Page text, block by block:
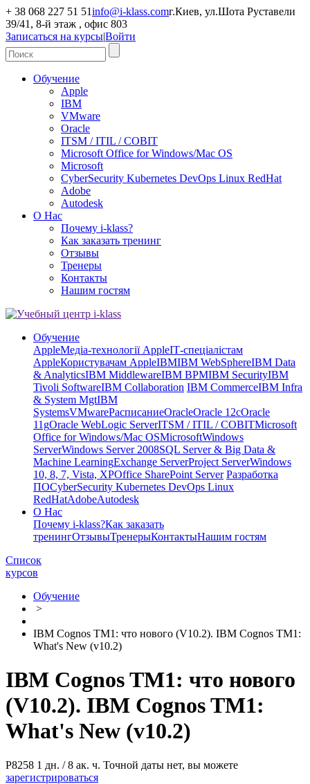
+ 38 068 227 51 51info@i-klass.comг.Киев, ул.Шота Руставели
39/41, 8-й этаж , офис 803
Записаться на курсы|Войти
Обучение
Apple
IBM
VMware
Oracle
ITSM / ITIL / COBIT
Microsoft Office for Windows/Mac OS
Microsoft
CyberSecurity Kubernetes DevOps Linux RedHat
Adobe
Autodesk
О Нас
Почему i-klass?
Как заказать тренинг
Отзывы
Тренеры
Контакты
Нашим гостям
Обучение
AppleМедіа-технології AppleІТ-спеціалістам
AppleКористувачам AppleIBMIBM WebSphereIBM Data
& AnalyticsIBM MiddlewareIBM BPMIBM SecurityIBM
Tivoli SoftwareIBM Collaboration IBM CommerceIBM Infra
& System MgtIBM
SystemsVMwareРасписаниеOracleOracle 12cOracle
11gOracle WebLogic ServerITSM / ITIL / COBITMicrosoft
Office for Windows/Mac OSMicrosoftWindows
ServerWindows Server 2008SQL Server & Big Data &
Machine LearningExchange ServerProject ServerWindows
10, 8, 7, Vista, XPOffice SharePoint Server Разработка
ПОCyberSecurity Kubernetes DevOps Linux
RedHatAdobeAutodesk
О Нас
Почему i-klass?Как заказать
тренингОтзывыТренерыКонтактыНашим гостям
Список
курсов
Обучение
>
IBM Cognos TM1: что нового (V10.2). IBM Cognos TM1:
What's New (v10.2)
IBM Cognos TM1: что нового
(V10.2). IBM Cognos TM1:
What's New (v10.2)
Р8258 1 дн. / 8 ак. ч. Точной даты нет, вы можете
зарегистрироваться